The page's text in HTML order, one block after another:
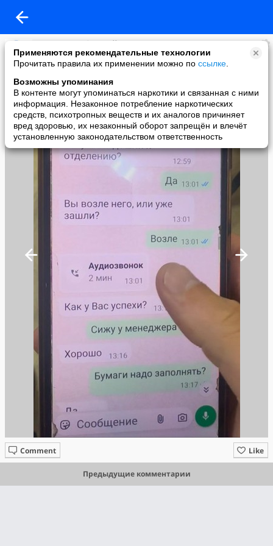
Применяются рекомендательные технологии
Прочитать правила их применении можно по ссылке
Возможны упоминания
В контенте могут упоминаться наркотики и связанная с ними
информация. Незаконное потребление наркотических
средств, психотропных веществ и их аналогов причиняет
вред здоровью, их незаконный оборот запрещён и влечёт
установленную законодательством ответственность
Газета Актюбинский вестник
added a photo
06 May в 17:36
Like
Comment
Предыдущие комментарии